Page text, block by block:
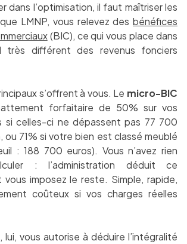
dans l’optimisation, il faut maîtriser les
LMNP, vous relevez des bénéfices
(BIC), ce qui vous place dans
très différent des revenus fonciers
s’offrent à vous. Le micro-BIC
forfaitaire de 50% sur vos
celles-ci ne dépassent pas 77 700
ou 71% si votre bien est classé meublé
: 188 700 euros). Vous n’avez rien
: l’administration déduit ce
imposez le reste. Simple, rapide,
coûteux si vos charges réelles
, lui, vous autorise à déduire l’intégralité